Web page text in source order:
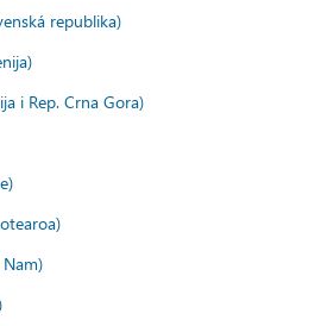
republika)
i Rep. Crna Gora)